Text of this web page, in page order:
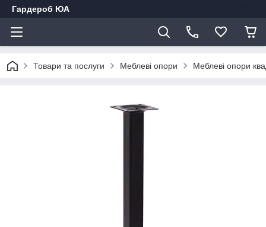
Гардероб ЮА
Товари та послуги Меблеві опори Меблеві опори